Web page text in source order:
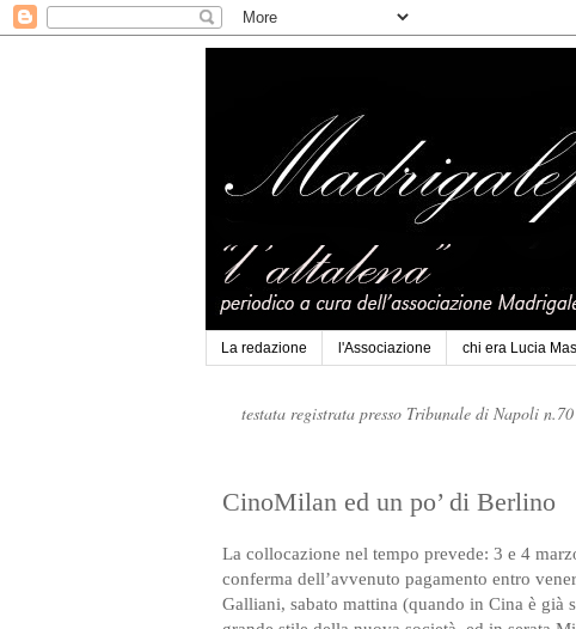
La redazione l'Associazione chi era Lucia
testata registrata presso Tribunale di Napoli
CinoMilan ed un po’ di Berlino
La collocazione nel tempo prevede: 3 e 4
conferma dell’avvenuto pagamento entro
Galliani, sabato mattina (quando in Cina è già